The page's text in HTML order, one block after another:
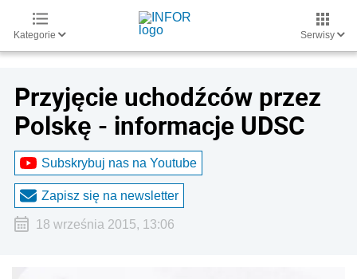
Kategorie Serwisy
Przyjęcie uchodźców przez
Polskę - informacje UDSC
Subskrybuj nas na Youtube
Zapisz się na newsletter
18 września 2015, 13:06